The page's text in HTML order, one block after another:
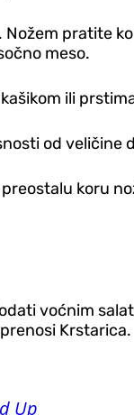
pratite
meso.
ili
od veličine
koru
voćnim
Krstarica.
Up